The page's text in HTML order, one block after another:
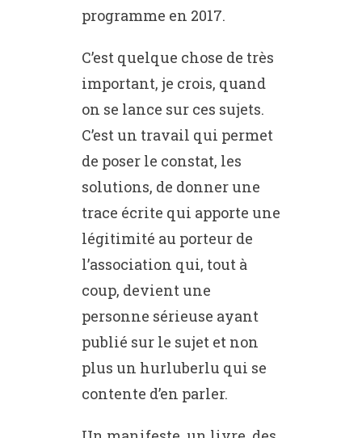
programme en 2017.
C’est quelque chose de très
important, je crois, quand
on se lance sur ces sujets.
C’est un travail qui permet
de poser le constat, les
solutions, de donner une
trace écrite qui apporte une
légitimité au porteur de
l’association qui, tout à
coup, devient une
personne sérieuse ayant
publié sur le sujet et non
plus un hurluberlu qui se
contente d’en parler.